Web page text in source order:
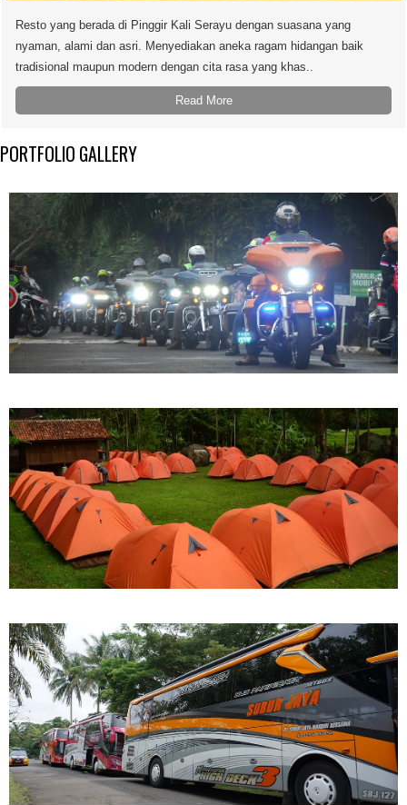
Resto yang berada di Pinggir Kali Serayu dengan suasana yang
nyaman, alami dan asri. Menyediakan aneka ragam hidangan baik
tradisional maupun modern dengan cita rasa yang khas..
Read More
PORTFOLIO GALLERY